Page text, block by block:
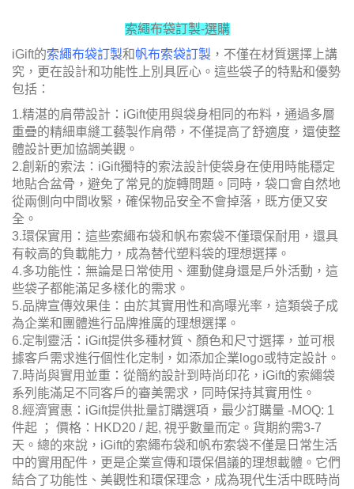
索繩布袋訂製-選購
iGift的索繩布袋訂製和帆布索袋訂製 ，不僅在材質選擇上講
究，更在設計和功能性上別具匠心。這些袋子的特點和優勢
包括：
1.精湛的肩帶設計：iGift使用與袋身相同的布料，通過多層
重疊的精細車縫工藝製作肩帶，不僅提高了舒適度，還使整
體設計更加協調美觀。
2.創新的索法：iGift獨特的索法設計使袋身在使用時能穩定
地貼合盆骨，避免了常見的旋轉問題。同時，袋口會自然地
從兩側向中間收緊，確保物品安全不會掉落，既方便又安
全。
3.環保實用：這些索繩布袋和帆布索袋不僅環保耐用，還具
有較高的負載能力，成為替代塑料袋的理想選擇。
4.多功能性：無論是日常使用、運動健身還是戶外活動，這
些袋子都能滿足多樣化的需求。
5.品牌宣傳效果佳：由於其實用性和高曝光率，這類袋子成
為企業和團體進行品牌推廣的理想選擇。
6.定制靈活：iGift提供多種材質、顏色和尺寸選擇，並可根
據客戶需求進行個性化定制，如添加企業logo或特定設計。
7.時尚與實用並重：從簡約設計到時尚印花，iGift的索繩袋
系列能滿足不同客戶的審美需求，同時保持其實用性。
8.經濟實惠：iGift提供批量訂購選項，最少訂購量 -MOQ: 1
件起 ； 價格：HKD20 / 起, 視乎數量而定。貨期約需3-7
天。總的來說，iGift的索繩布袋和帆布索袋不僅是日常生活
中的實用配件，更是企業宣傳和環保倡議的理想載體。它們
結合了功能性、美觀性和環保理念，成為現代生活中既時尚